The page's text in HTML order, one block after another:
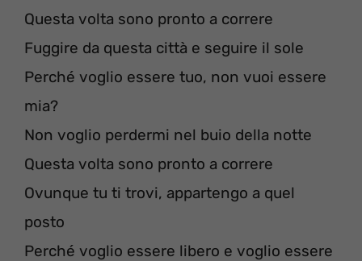
Questa volta sono pronto a correre
Fuggire da questa città e seguire il sole
Perché voglio essere tuo, non vuoi essere
mia?
Non voglio perdermi nel buio della notte
Questa volta sono pronto a correre
Ovunque tu ti trovi, appartengo a quel
posto
Perché voglio essere libero e voglio essere